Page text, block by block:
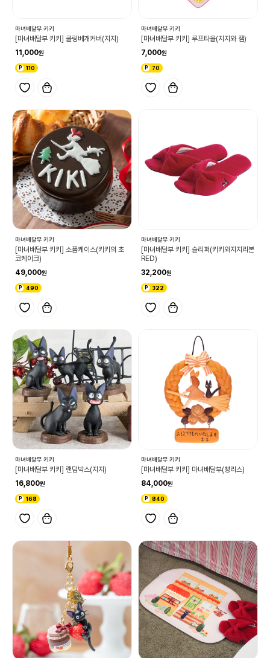
마녀배달부 키키
[마녀배달부 키키] 쿨링베개커버(지지)
11,000
110
마녀배달부 키키
[마녀배달부 키키] 루프타올(지지와 잼)
7,000
70
마녀배달부 키키
[마녀배달부 키키] 소품케이스(키키의 초
코케이크)
49,000
490
마녀배달부 키키
[마녀배달부 키키] 슬리퍼(키키와지지리본
RED)
32,200
322
마녀배달부 키키
[마녀배달부 키키] 랜덤박스(지지)
16,800
168
마녀배달부 키키
[마녀배달부 키키] 마녀배달부(빵리스)
84,000
840